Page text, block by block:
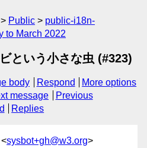
Public
public-i18n-
to March 2022
という小さな虫 (#323)
body Respond
More options
message
Previous
Replies
sysbot+gh@w3.org>